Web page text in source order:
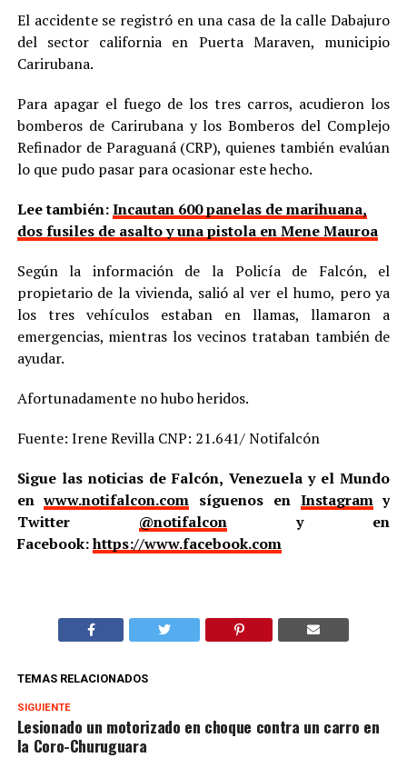
El accidente se registró en una casa de la calle Dabajuro
del sector california en Puerta Maraven, municipio
Carirubana.
Para apagar el fuego de los tres carros, acudieron los
bomberos de Carirubana y los Bomberos del Complejo
Refinador de Paraguaná (CRP), quienes también evalúan
lo que pudo pasar para ocasionar este hecho.
Lee también:Incautan 600 panelas de marihuana,
dos fusiles de asalto y una pistola en Mene Mauroa
Según la información de la Policía de Falcón, el
propietario de la vivienda, salió al ver el humo, pero ya
los tres vehículos estaban en llamas, llamaron a
emergencias, mientras los vecinos trataban también de
ayudar.
Afortunadamente no hubo heridos.
Fuente: Irene Revilla CNP: 21.641/ Notifalcón
Sigue las noticias de Falcón, Venezuela y el Mundo
enwww.notifalcon.com síguenos en Instagramy
Twitter @notifalcony en
Facebook:https://www.facebook.com
TEMAS RELACIONADOS
SIGUIENTE
Lesionado un motorizado en choque contra un carro en
la Coro-Churuguara